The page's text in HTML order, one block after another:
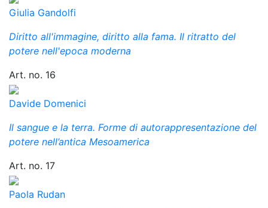
Giulia Gandolfi
Diritto all'immagine, diritto alla fama. Il ritratto del
potere nell'epoca moderna
Art. no. 16
Davide Domenici
Il sangue e la terra. Forme di autorappresentazione del
potere nell’antica Mesoamerica
Art. no. 17
Paola Rudan